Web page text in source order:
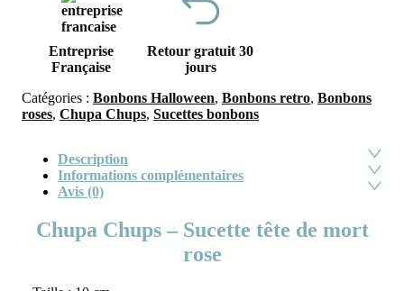
Entreprise
Française
Retour gratuit 30
jours
Catégories : Bonbons Halloween, Bonbons retro, Bonbons
roses, Chupa Chups, Sucettes bonbons
Description
Informations complémentaires
Avis (0)
Chupa Chups – Sucette tête de mort
rose